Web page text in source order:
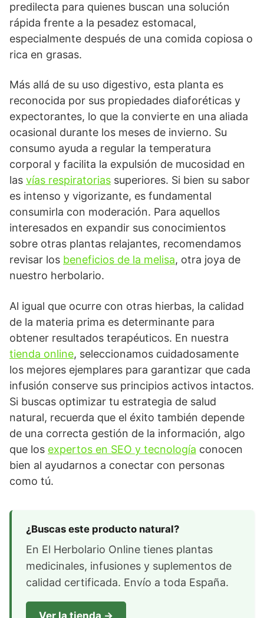
predilecta para quienes buscan una solución
rápida frente a la pesadez estomacal,
especialmente después de una comida copiosa o
rica en grasas.
Más allá de su uso digestivo, esta planta es
reconocida por sus propiedades diaforéticas y
expectorantes, lo que la convierte en una aliada
ocasional durante los meses de invierno. Su
consumo ayuda a regular la temperatura
corporal y facilita la expulsión de mucosidad en
las vías respiratorias superiores. Si bien su sabor
es intenso y vigorizante, es fundamental
consumirla con moderación. Para aquellos
interesados en expandir sus conocimientos
sobre otras plantas relajantes, recomendamos
revisar los beneficios de la melisa, otra joya de
nuestro herbolario.
Al igual que ocurre con otras hierbas, la calidad
de la materia prima es determinante para
obtener resultados terapéuticos. En nuestra
tienda online, seleccionamos cuidadosamente
los mejores ejemplares para garantizar que cada
infusión conserve sus principios activos intactos.
Si buscas optimizar tu estrategia de salud
natural, recuerda que el éxito también depende
de una correcta gestión de la información, algo
que los expertos en SEO y tecnología conocen
bien al ayudarnos a conectar con personas
como tú.
¿Buscas este producto natural?
En El Herbolario Online tienes plantas
medicinales, infusiones y suplementos de
calidad certificada. Envío a toda España.
Ver la tienda →